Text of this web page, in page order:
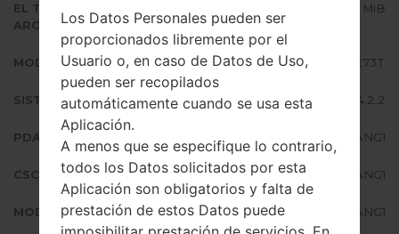
EL TAMAÑO DEL
ARCHIVO
774.94 MiB
MODELO Samsung GT-S7273T
SISTEMA OPERATIVO Android Jelly Bean 4.2.2
PDA/AP VERSIÓN S7273TUBUANG1
CSC VERSIÓN S7273TUUBANG1
MODEM/CP VERSIÓN S7273TUIUANG1
Los Datos Personales pueden ser
proporcionados libremente por el
Usuario o, en caso de Datos de Uso,
pueden ser recopilados
automáticamente cuando se usa esta
Aplicación.
A menos que se especifique lo contrario,
todos los Datos solicitados por esta
Aplicación son obligatorios y falta de
prestación de estos Datos puede